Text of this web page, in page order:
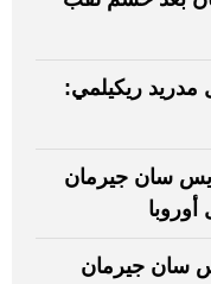
ريكيلمي:
سان جيرمان
سان جيرمان